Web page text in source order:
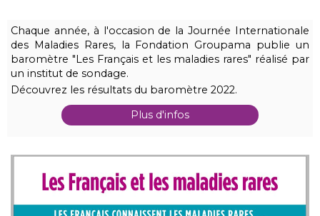
Chaque année, à l'occasion de la Journée Internationale
des Maladies Rares, la Fondation Groupama publie un
baromètre "Les Français et les maladies rares" réalisé par
un institut de sondage.
Découvrez les résultats du baromètre 2022.
Plus d'infos